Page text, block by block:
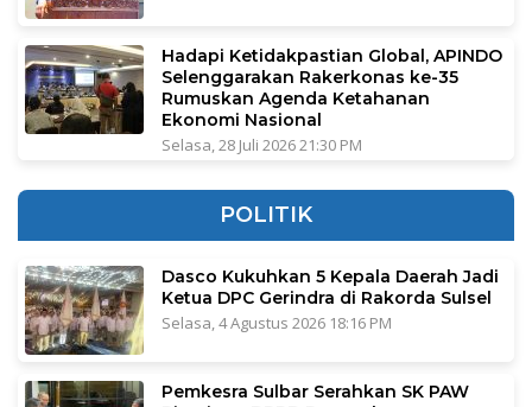
Hadapi Ketidakpastian Global, APINDO
Selenggarakan Rakerkonas ke-35
Rumuskan Agenda Ketahanan
Ekonomi Nasional
Selasa, 28 Juli 2026 21:30 PM
POLITIK
Dasco Kukuhkan 5 Kepala Daerah Jadi
Ketua DPC Gerindra di Rakorda Sulsel
Selasa, 4 Agustus 2026 18:16 PM
Pemkesra Sulbar Serahkan SK PAW